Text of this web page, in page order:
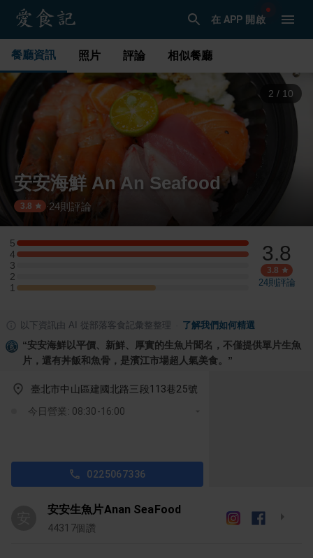
在 APP 開啟
餐廳資訊 照片 評論 相似餐廳
3 / 10
安安海鮮 An An Seafood
3.8 ·24則評論
5
5 星：5 則評論
4
4 星：5 則評論
3
3 星：0 則評論
2
2 星：0 則評論
1
1 星：3 則評論
3.8
3.8
24則評論
以下資訊由 AI 從部落客食記彙整整理 了解我們如何精選
“安安海鮮以平價、新鮮、厚實的生魚片聞名，不僅提供單片生魚
片，還有丼飯和魚骨，是濱江市場超人氣美食。 ”
臺北市中山區建國北路三段113巷25號
今日營業: 08:30-16:00
0225067336
安安生魚片Anan SeaFood
44317個讚